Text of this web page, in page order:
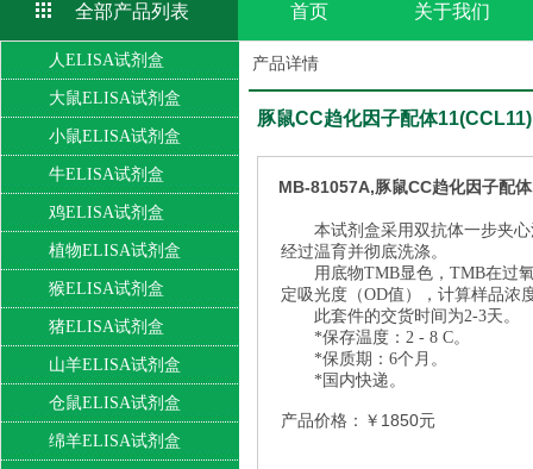
全部产品列表 首页 关于我们
人ELISA试剂盒
大鼠ELISA试剂盒
小鼠ELISA试剂盒
牛ELISA试剂盒
鸡ELISA试剂盒
植物ELISA试剂盒
猴ELISA试剂盒
猪ELISA试剂盒
山羊ELISA试剂盒
仓鼠ELISA试剂盒
绵羊ELISA试剂盒
产品详情
豚鼠CC趋化因子配体
MB-81057A,豚鼠CC趋化因子配
本试剂盒采用双抗体一步夹
经过温育并彻底洗涤。
用底物TMB显色，TMB在过
定吸光度（OD值），计算样品浓
此套件的交货时间为2-3天。
*保存温度：2 - 8 C。
*保质期：6个月。
*国内快递。
产品价格：￥1850元